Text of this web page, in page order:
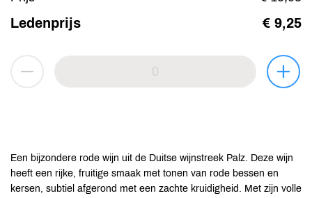
Ledenprijs € 9,25
Een bijzondere rode wijn uit de Duitse wijnstreek Palz. Deze wijn
heeft een rijke, fruitige smaak met tonen van rode bessen en
kersen, subtiel afgerond met een zachte kruidigheid. Met zijn volle